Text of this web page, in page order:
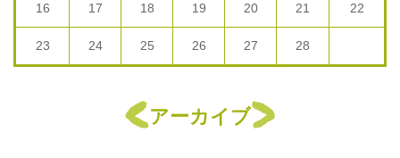
16 17 18 19 20 21 22
23 24 25 26 27 28
アーカイブ